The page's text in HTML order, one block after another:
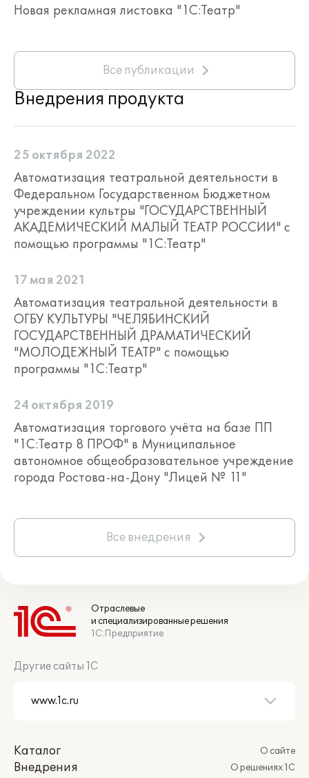
Новая рекламная листовка "1С:Театр"
Все публикации
Внедрения продукта
25 октября 2022
Автоматизация театральной деятельности в
Федеральном Государственном Бюджетном
учреждении культры "ГОСУДАРСТВЕННЫЙ
АКАДЕМИЧЕСКИЙ МАЛЫЙ ТЕАТР РОССИИ" с
помощью программы "1С:Театр"
17 мая 2021
Автоматизация театральной деятельности в
ОГБУ КУЛЬТУРЫ "ЧЕЛЯБИНСКИЙ
ГОСУДАРСТВЕННЫЙ ДРАМАТИЧЕСКИЙ
"МОЛОДЕЖНЫЙ ТЕАТР" с помощью
программы "1С:Театр"
24 октября 2019
Автоматизация торгового учёта на базе ПП
"1С:Театр 8 ПРОФ" в Муниципальное
автономное общеобразовательное учреждение
города Ростова-на-Дону "Лицей № 11"
Все внедрения
Отраслевые
и специализированные решения
1С:Предприятие
Другие сайты 1С
Каталог
Внедрения
О сайте
О решениях 1С